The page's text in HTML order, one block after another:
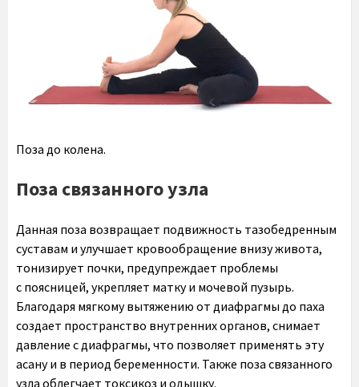
Поза до колена.
Поза связанного узла
Данная поза возвращает подвижность тазобедренным
суставам и улучшает кровообращение внизу живота,
тонизирует почки, предупреждает проблемы
с поясницей, укрепляет матку и мочевой пузырь.
Благодаря мягкому вытяжению от диафрагмы до паха
создает пространство внутренних органов, снимает
давление с диафрагмы, что позволяет применять эту
асану и в период беременности. Также поза связанного
узла облегчает токсикоз и одышку.